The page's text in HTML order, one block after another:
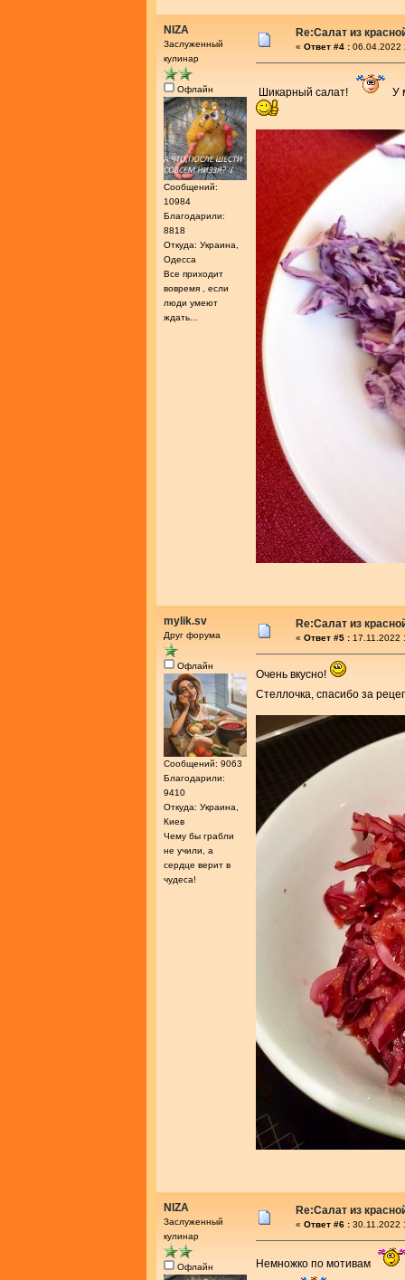
NIZA
Заслуженный
кулинар
Офлайн
Сообщений:
10984
Благодарили:
8818
Откуда: Украина,
Одесса
Все приходит
вовремя , если
люди умеют
ждать...
Re:Салат из
« Ответ #4 : 06.04.2022
Шикарный салат! У
mylik.sv
Друг форума
Офлайн
Сообщений: 9063
Благодарили:
9410
Откуда: Украина,
Киев
Чему бы грабли
не учили, а
сердце верит в
чудеса!
Re:Салат из
« Ответ #5 : 17.11.2022
Очень вкусно!
Стеллочка, спасибо за
NIZA
Заслуженный
кулинар
Офлайн
Re:Салат из
« Ответ #6 : 30.11.2022
Немножко по мотивам